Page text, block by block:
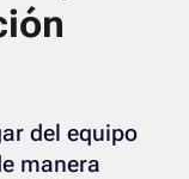
del equipo
manera